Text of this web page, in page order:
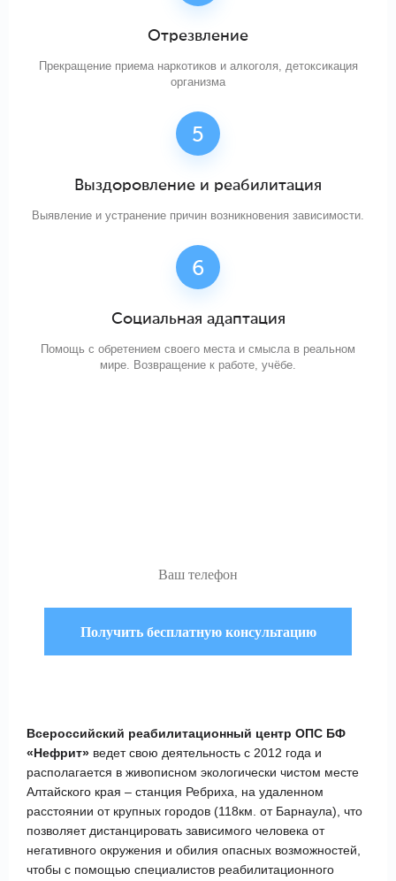
Отрезвление
Прекращение приема наркотиков и алкоголя, детоксикация
организма
Выздоровление и реабилитация
Выявление и устранение причин возникновения зависимости.
Социальная адаптация
Помощь с обретением своего места и смысла в реальном
мире. Возвращение к работе, учёбе.
Всероссийский реабилитационный центр ОПС БФ
«Нефрит» ведет свою деятельность с 2012 года и
располагается в живописном экологически чистом месте
Алтайского края – станция Ребриха, на удаленном
расстоянии от крупных городов (118км. от Барнаула), что
позволяет дистанцировать зависимого человека от
негативного окружения и обилия опасных возможностей,
чтобы с помощью специалистов реабилитационного